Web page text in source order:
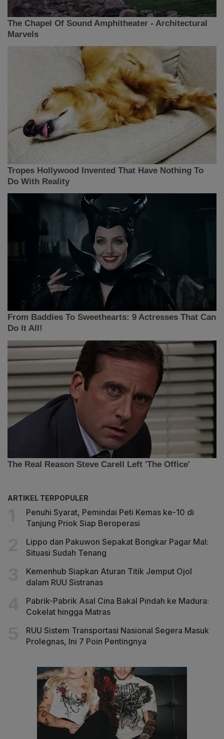
ARTIKEL TERPOPULER
Penuhi Syarat, Pemindai Peti Kemas ke-10 di
Tanjung Priok Siap Beroperasi
Lippo dan Pakuwon Sepakat Bongkar Pagar Mal:
Situasi Sudah Tenang
Kemenhub Siapkan Aturan Titik Jemput Ojol
dalam RUU Sistranas
Pabrik-Pabrik Asal Cina Bakal Pindah ke Madura:
Cokelat hingga Matras
RUU Sistem Transportasi Nasional Segera Masuk
Prolegnas, Ini 7 Poin Pentingnya